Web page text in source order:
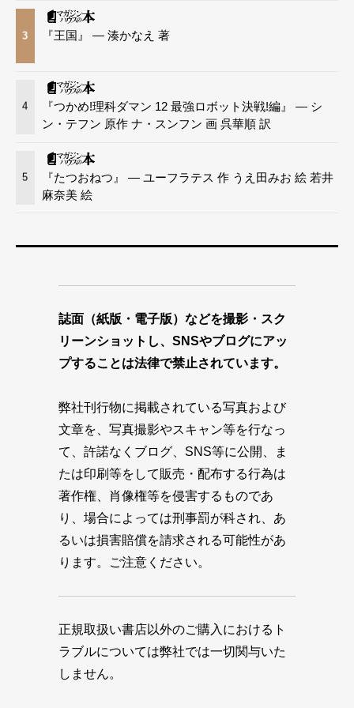
3 『王国』 — 湊かなえ 著
4
『つかめ!理科ダマン 12 最強ロボット決戦!編』 — シ
ン・テフン 原作 ナ・スンフン 画 呉華順 訳
5
『たつおねつ』 — ユーフラテス 作 うえ田みお 絵 若井
麻奈美 絵
誌面（紙版・電子版）などを撮影・スク
リーンショットし、SNSやブログにアッ
プすることは法律で禁止されています。
弊社刊行物に掲載されている写真および
文章を、写真撮影やスキャン等を行なっ
て、許諾なくブログ、SNS等に公開、ま
たは印刷等をして販売・配布する行為は
著作権、肖像権等を侵害するものであ
り、場合によっては刑事罰が科され、あ
るいは損害賠償を請求される可能性があ
ります。ご注意ください。
正規取扱い書店以外のご購入におけるト
ラブルについては弊社では一切関与いた
しません。